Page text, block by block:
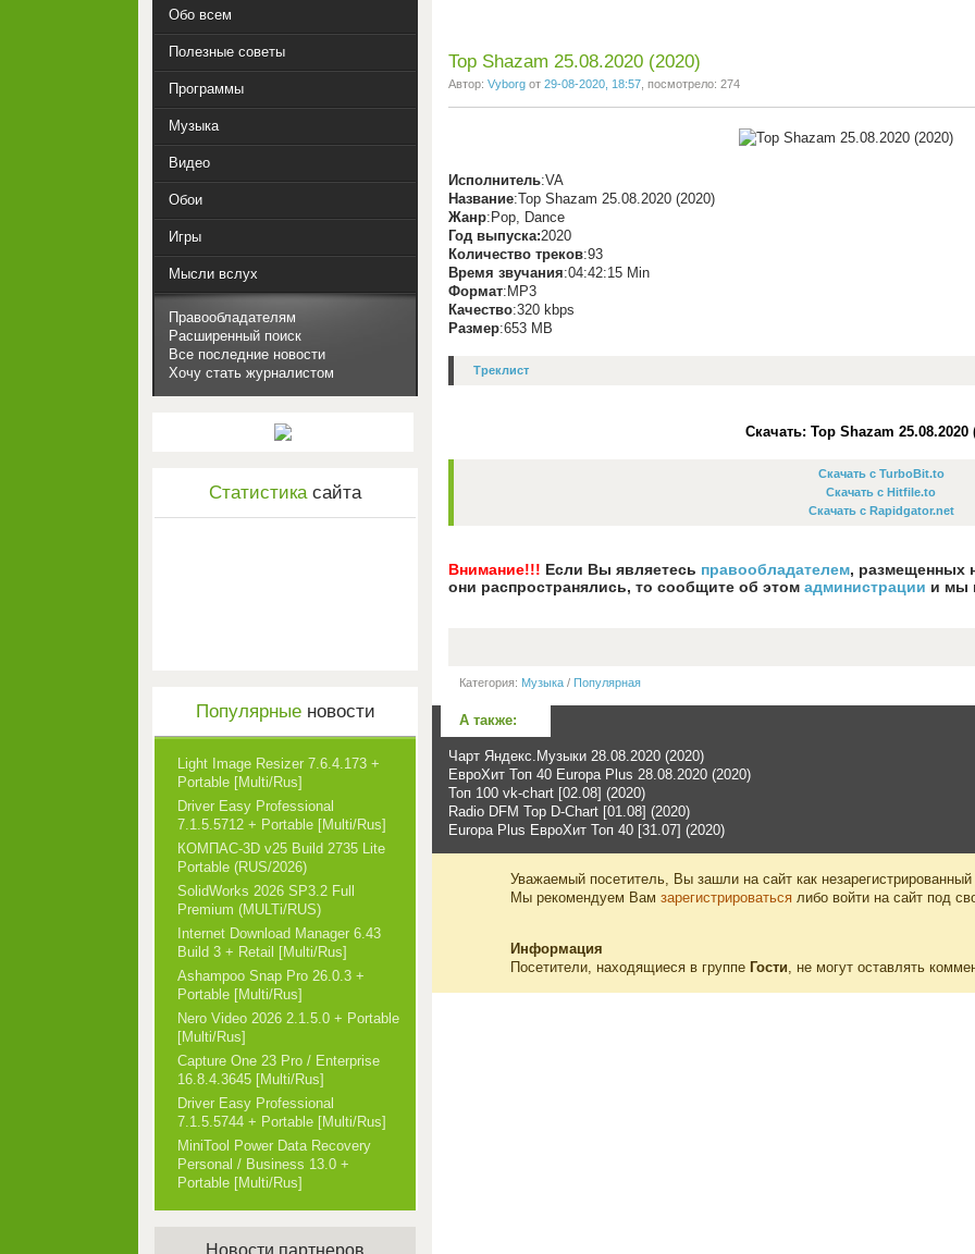
Top Shazam 25.08.2020 (2020)
Автор: Vyborg от 29-08-2020, 18:57 , посмотрело: 274
Исполнитель:VA
Название:Top Shazam 25.08.2020 (2020)
Жанр:Pop, Dance
Год выпуска:2020
Количество треков:93
Время звучания:04:42:15 Min
Формат:MP3
Качество:320 kbps
Размер:653 MB
Треклист
Скачать: Top Shazam 25.08.2020
Скачать с TurboBit.to
Скачать с Hitfile.to
Скачать с Rapidgator.net
Внимание!!! Если Вы являетесь правообладателем, размещенных
они распространялись, то сообщите об этом администрации и мы
Категория: Музыка / Популярная
А также:
Чарт Яндекс.Музыки 28.08.2020 (2020)
ЕвроХит Топ 40 Europa Plus 28.08.2020 (2020)
Топ 100 vk-chart [02.08] (2020)
Radio DFM Top D-Chart [01.08] (2020)
Europa Plus ЕвроХит Топ 40 [31.07] (2020)
Уважаемый посетитель, Вы зашли на сайт как
Мы рекомендуем Вам зарегистрироваться либо войти на сайт под
Информация
Посетители, находящиеся в группе Гости, не могут оставлять
Обо всем
Полезные советы
Программы
Музыка
Видео
Обои
Игры
Мысли вслух
Правообладателям
Расширенный поиск
Все последние новости
Хочу стать журналистом
Статистикасайта
Популярныеновости
Light Image Resizer 7.6.4.173 +
Portable [Multi/Rus]
Driver Easy Professional
7.1.5.5712 + Portable [Multi/Rus]
КОМПАС-3D v25 Build 2735 Lite
Portable (RUS/2026)
SolidWorks 2026 SP3.2 Full
Premium (MULTi/RUS)
Internet Download Manager 6.43
Build 3 + Retail [Multi/Rus]
Ashampoo Snap Pro 26.0.3 +
Portable [Multi/Rus]
Nero Video 2026 2.1.5.0 + Portable
[Multi/Rus]
Capture One 23 Pro / Enterprise
16.8.4.3645 [Multi/Rus]
Driver Easy Professional
7.1.5.5744 + Portable [Multi/Rus]
MiniTool Power Data Recovery
Personal / Business 13.0 +
Portable [Multi/Rus]
Новости партнеров